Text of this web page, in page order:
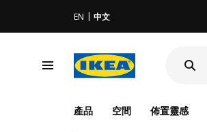
EN 中文
產品 空間 佈置靈感